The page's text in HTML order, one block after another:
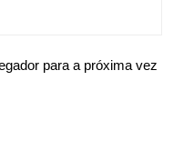
para a próxima vez